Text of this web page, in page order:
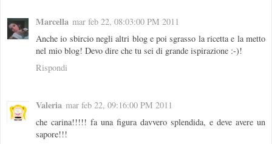
Marcella mar feb 22, 08:03:00 PM 2011
Anche io sbircio negli altri blog e poi sgrasso la ricetta e la metto
nel mio blog! Devo dire che tu sei di grande ispirazione :-)!
Rispondi
Valeria mar feb 22, 09:16:00 PM 2011
che carina!!!!! fa una figura davvero splendida, e deve avere un
sapore!!!